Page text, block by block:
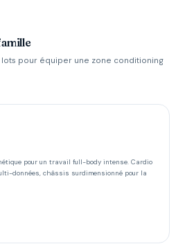
pour équiper une zone conditioning
pour un travail full-body intense. Cardio
données, châssis surdimensionné pour la